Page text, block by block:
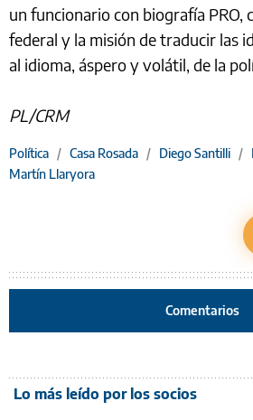
un funcionario con biografía PRO,
federal y la misión de traducir las
al idioma, áspero y volátil, de la
PL/CRM
Política / Casa Rosada / Diego Santilli /
Martín Llaryora
Comentarios
Lo más leído por los socios